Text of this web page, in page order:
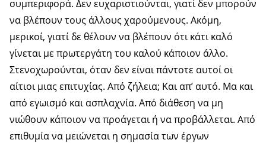
συμπεριφορά. Δεν ευχαριστιούνται, γιατί δεν μπορούν
να βλέπουν τους άλλους χαρούμενους. Ακόμη,
μερικοί, γιατί δε θέλουν να βλέπουν ότι κάτι καλό
γίνεται με πρωτεργάτη του καλού κάποιον άλλο.
Στενοχωρούνται, όταν δεν είναι πάντοτε αυτοί οι
αίτιοι μιας επιτυχίας. Από ζήλεια; Και απ’ αυτό. Μα και
από εγωισμό και ασπλαχνία. Από διάθεση να μη
νιώθουν κάποιον να προάγεται ή να προβάλλεται. Από
επιθυμία να μειώνεται η σημασία των έργων